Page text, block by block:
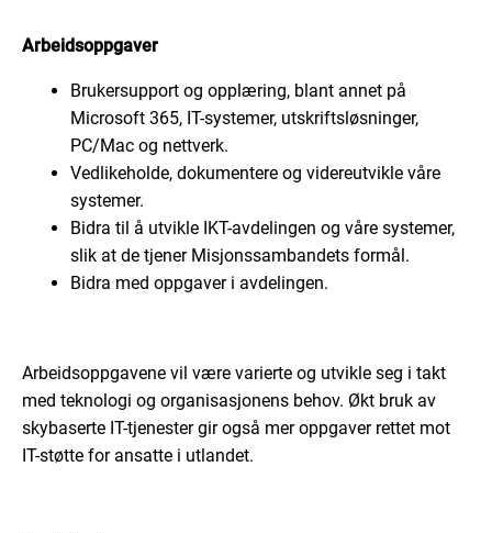
Arbeidsoppgaver
Brukersupport og opplæring, blant annet på
Microsoft 365, IT-systemer, utskriftsløsninger,
PC/Mac og nettverk.
Vedlikeholde, dokumentere og videreutvikle våre
systemer.
Bidra til å utvikle IKT-avdelingen og våre systemer,
slik at de tjener Misjonssambandets formål.
Bidra med oppgaver i avdelingen.
Arbeidsoppgavene vil være varierte og utvikle seg i takt
med teknologi og organisasjonens behov. Økt bruk av
skybaserte IT-tjenester gir også mer oppgaver rettet mot
IT-støtte for ansatte i utlandet.